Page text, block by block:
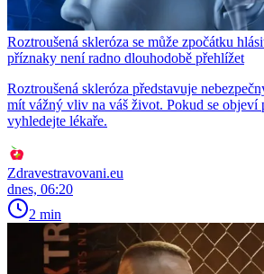
Roztroušená skleróza se může zpočátku
příznaky není radno dlouhodobě přehlížet
Roztroušená skleróza představuje
mít vážný vliv na váš život. Pokud se objeví
vyhledejte lékaře.
Zdravestravovani.eu
dnes, 06:20
2 min